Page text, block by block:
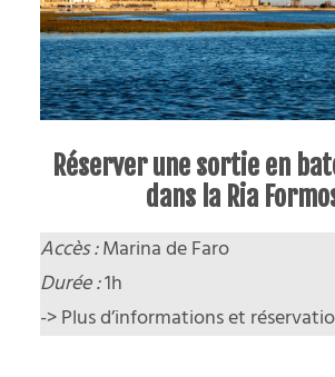
Réserver une sortie en
dans la Ria
Accès :Marina de Faro
Durée :1h
->Plus d’informations et